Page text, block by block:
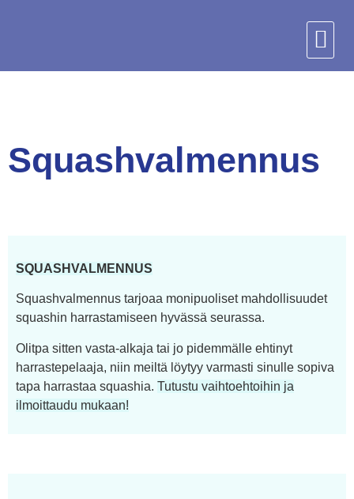
Squashvalmennus
SQUASHVALMENNUS
Squashvalmennus tarjoaa monipuoliset mahdollisuudet
squashin harrastamiseen hyvässä seurassa.
Olitpa sitten vasta-alkaja tai jo pidemmälle ehtinyt
harrastepelaaja, niin meiltä löytyy varmasti sinulle sopiva
tapa harrastaa squashia. Tutustu vaihtoehtoihin ja
ilmoittaudu mukaan!